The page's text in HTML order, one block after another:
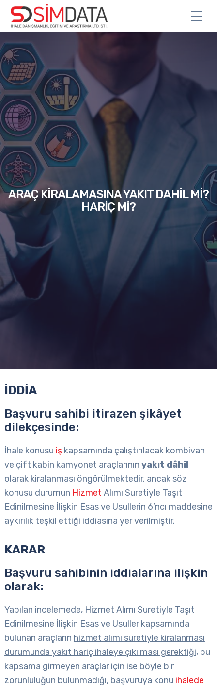
ARAÇ KİRALAMASINA YAKIT DAHİL Mİ?
HARİÇ Mİ?
İDDİA
Başvuru sahibi itirazen şikâyet
dilekçesinde:
İhale konusu işkapsamında çalıştırılacak kombivan
ve çift kabin kamyonet araçlarının yakıt dâhil
olarak kiralanması öngörülmektedir. ancak söz
konusu durumun Hizmet Alımı Suretiyle Taşıt
Edinilmesine İlişkin Esas ve Usullerin 6’ncı maddesine
aykırılık teşkil ettiği iddiasına yer verilmiştir.
KARAR
Başvuru sahibinin iddialarına ilişkin
olarak:
Yapılan incelemede, Hizmet Alımı Suretiyle Taşıt
Edinilmesine İlişkin Esas ve Usuller kapsamında
bulunan araçların hizmet alımı suretiyle kiralanması
durumunda yakıt hariç ihaleye çıkılması gerektiği, bu
kapsama girmeyen araçlar için ise böyle bir
zorunluluğun bulunmadığı, başvuruya konu ihalede